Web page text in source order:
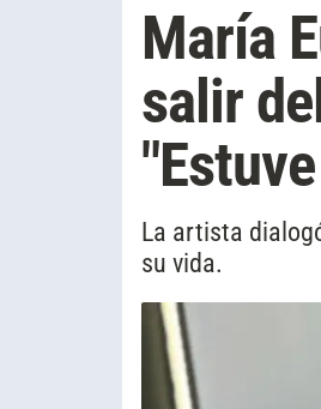
María
salir
La artista
su vida.